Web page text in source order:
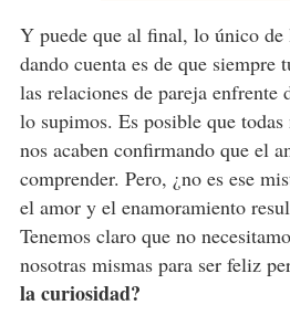
Y puede que al final, lo único de
dando cuenta es de que siempre
las relaciones de pareja enfrente
lo supimos. Es posible que todas
nos acaben confirmando que el
comprender. Pero, ¿no es ese
el amor y el enamoramiento
Tenemos claro que no
nosotras mismas para ser feliz
la curiosidad?